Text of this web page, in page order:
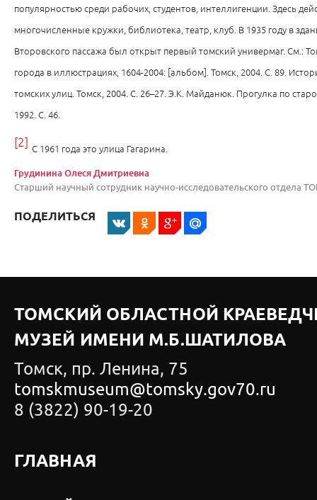
популярностью среди рабочих, студентов, интеллигенции. Здесь
многочисленные кружки, библиотека, театр, клуб. В 1935 году в
Второвского пассажа был открыт первый томский универмаг. См.:
города в иллюстрациях, 1604-2004: [альбом]. Томск, 2004. С. 89.
томских улиц. Томск, 2004. С. 26–27. Э.К. Майданюк. Прогулка по
1992. С. 46.
[2] С 1961 года это улица Гагарина.
Грудинина Олеся Дмитриевна
Старший научный сотрудник научно-исследовательского отдела
ПОДЕЛИТЬСЯ
ТОМСКИЙ ОБЛАСТНОЙ
МУЗЕЙ ИМЕНИ М.Б.ШАТИЛОВА
Томск, пр. Ленина, 75
tomskmuseum@tomsky.gov70.ru
8 (3822) 90-19-20
ГЛАВНАЯ